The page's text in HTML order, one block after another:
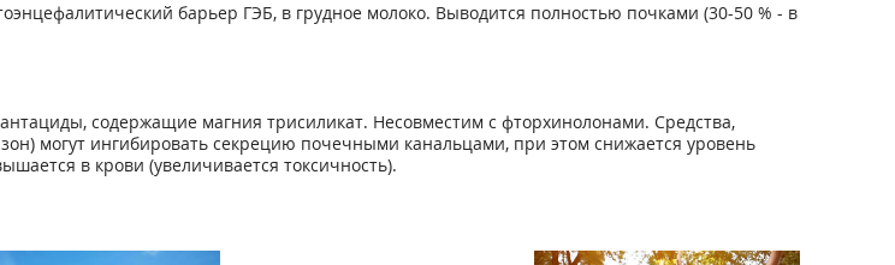
барьер ГЭБ, в грудное молоко. Выводится полностью почками (30-50 % - в
содержащие магния трисиликат. Несовместим с фторхинолонами. Средства,
могут ингибировать секрецию почечными канальцами, при этом снижается уровень
в крови (увеличивается токсичность).